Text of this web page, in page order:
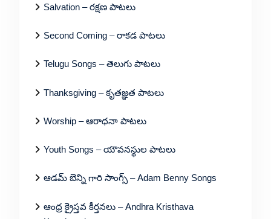
Salvation – రక్షణ పాటలు
Second Coming – రాకడ పాటలు
Telugu Songs – తెలుగు పాటలు
Thanksgiving – కృతజ్ఞత పాటలు
Worship – ఆరాధనా పాటలు
Youth Songs – యౌవనస్థుల పాటలు
ఆడమ్ బెన్ని గారి సాంగ్స్ – Adam Benny Songs
ఆంధ్ర క్రైస్తవ కీర్తనలు – Andhra Kristhava